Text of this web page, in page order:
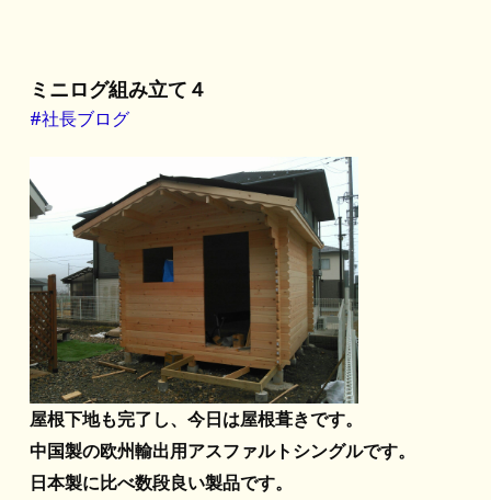
ミニログ組み立て４
#社長ブログ
屋根下地も完了し、今日は屋根葺きです。
中国製の欧州輸出用アスファルトシングルです。
日本製に比べ数段良い製品です。